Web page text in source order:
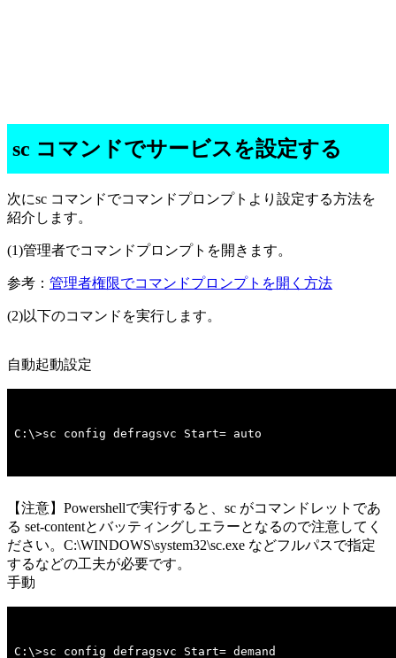
sc コマンドでサービスを設定する
次にsc コマンドでコマンドプロンプトより設定する方法を
紹介します。
(1)管理者でコマンドプロンプトを開きます。
参考： 管理者権限でコマンドプロンプトを開く方法
(2)以下のコマンドを実行します。
自動起動設定
C:\>sc config defragsvc Start= auto
【注意】Powershellで実行すると、sc がコマンドレットであ
る set-contentとバッティングしエラーとなるので注意してく
ださい。C:\WINDOWS\system32\sc.exe などフルパスで指定
するなどの工夫が必要です。
手動
C:\>sc config defragsvc Start= demand